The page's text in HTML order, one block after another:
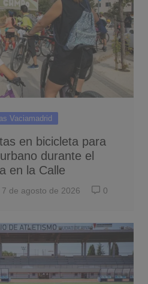
Vaciamadrid
en bicicleta para
durante el
en la Calle
7 de agosto de 2026 0